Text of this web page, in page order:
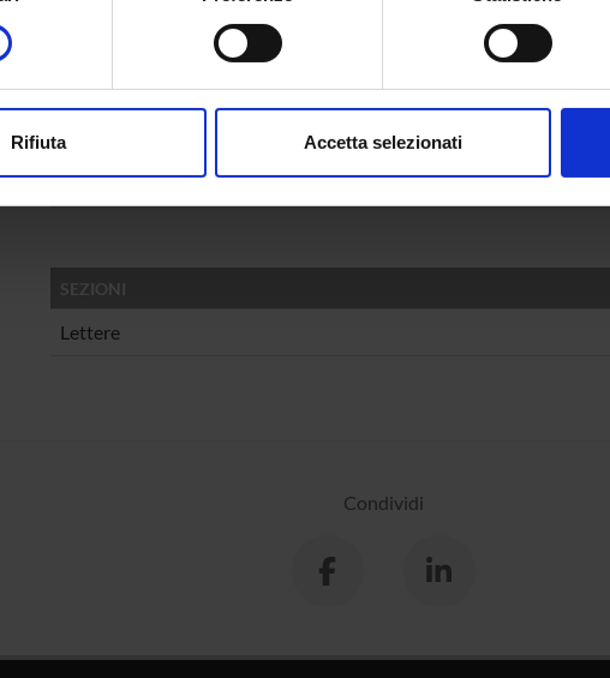
il tuo consenso in qualsiasi momento dalla Dichiarazione sui cookie.
Rifiuta Accetta selezionati
AREE DI RICERCA COINVOLTE DAL PROGETTO
Linguistica
Language learning and processing
Theoretical linguistics; computational linguistics
SEZIONI
Lettere
Condividi